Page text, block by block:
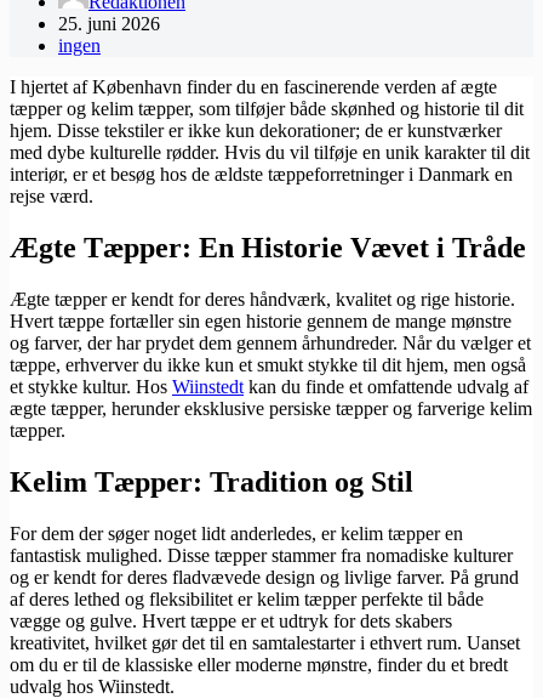
25. juni 2026
ingen
I hjertet af København finder du en fascinerende verden af ægte
tæpper og kelim tæpper, som tilføjer både skønhed og historie til dit
hjem. Disse tekstiler er ikke kun dekorationer; de er kunstværker
med dybe kulturelle rødder. Hvis du vil tilføje en unik karakter til dit
interiør, er et besøg hos de ældste tæppeforretninger i Danmark en
rejse værd.
Ægte Tæpper: En Historie Vævet i Tråde
Ægte tæpper er kendt for deres håndværk, kvalitet og rige historie.
Hvert tæppe fortæller sin egen historie gennem de mange mønstre
og farver, der har prydet dem gennem århundreder. Når du vælger et
tæppe, erhverver du ikke kun et smukt stykke til dit hjem, men også
et stykke kultur. Hos Wiinstedt kan du finde et omfattende udvalg af
ægte tæpper, herunder eksklusive persiske tæpper og farverige kelim
tæpper.
Kelim Tæpper: Tradition og Stil
For dem der søger noget lidt anderledes, er kelim tæpper en
fantastisk mulighed. Disse tæpper stammer fra nomadiske kulturer
og er kendt for deres fladvævede design og livlige farver. På grund
af deres lethed og fleksibilitet er kelim tæpper perfekte til både
vægge og gulve. Hvert tæppe er et udtryk for dets skabers
kreativitet, hvilket gør det til en samtalestarter i ethvert rum. Uanset
om du er til de klassiske eller moderne mønstre, finder du et bredt
udvalg hos Wiinstedt.